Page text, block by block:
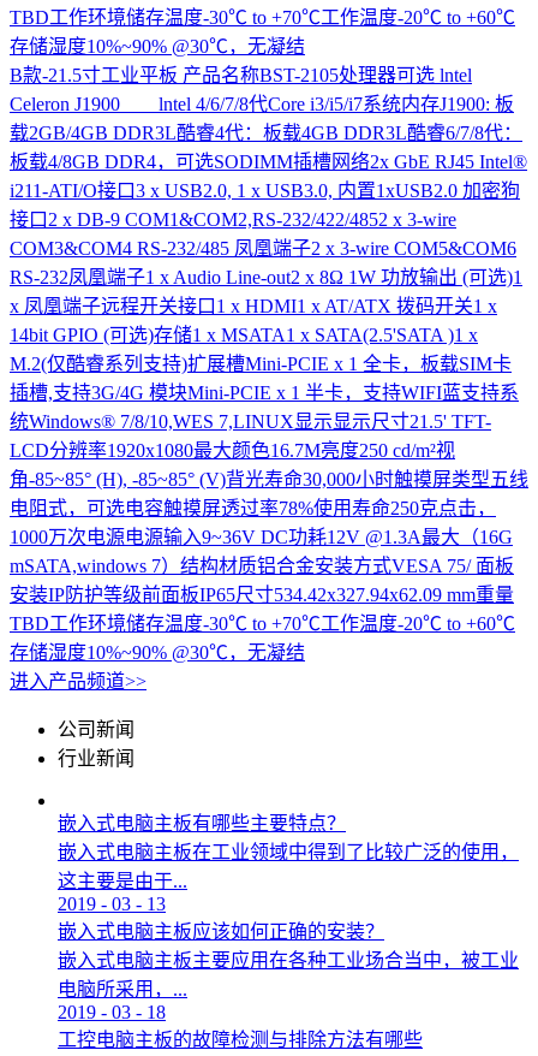
TBD工作环境储存温度-30℃ to +70℃工作温度-20℃ to +60℃
存储湿度10%~90% @30℃，无凝结
B款-21.5寸工业平板 产品名称BST-2105处理器可选 lntel
Celeron J1900 lntel 4/6/7/8代Core i3/i5/i7系统内存J1900: 板
载2GB/4GB DDR3L酷睿4代：板载4GB DDR3L酷睿6/7/8代：
板载4/8GB DDR4，可选SODIMM插槽网络2x GbE RJ45 Intel®
i211-ATI/O接口3 x USB2.0, 1 x USB3.0, 内置1xUSB2.0 加密狗
接口2 x DB-9 COM1&COM2,RS-232/422/4852 x 3-wire
COM3&COM4 RS-232/485 凤凰端子2 x 3-wire COM5&COM6
RS-232凤凰端子1 x Audio Line-out2 x 8Ω 1W 功放输出 (可选)1
x 凤凰端子远程开关接口1 x HDMI1 x AT/ATX 拨码开关1 x
14bit GPIO (可选)存储1 x MSATA1 x SATA(2.5'SATA )1 x
M.2(仅酷睿系列支持)扩展槽Mini-PCIE x 1 全卡，板载SIM卡
插槽,支持3G/4G 模块Mini-PCIE x 1 半卡，支持WIFI蓝支持系
统Windows® 7/8/10,WES 7,LINUX显示显示尺寸21.5' TFT-
LCD分辨率1920x1080最大颜色16.7M亮度250 cd/m²视
角-85~85° (H), -85~85° (V)背光寿命30,000小时触摸屏类型五线
电阻式，可选电容触摸屏透过率78%使用寿命250克点击，
1000万次电源电源输入9~36V DC功耗12V @1.3A最大（16G
mSATA,windows 7）结构材质铝合金安装方式VESA 75/ 面板
安装IP防护等级前面板IP65尺寸534.42x327.94x62.09 mm重量
TBD工作环境储存温度-30℃ to +70℃工作温度-20℃ to +60℃
存储湿度10%~90% @30℃，无凝结
进入产品频道>>
公司新闻
行业新闻
嵌入式电脑主板有哪些主要特点？
嵌入式电脑主板在工业领域中得到了比较广泛的使用，
这主要是由于...
2019 - 03 - 13
嵌入式电脑主板应该如何正确的安装？
嵌入式电脑主板主要应用在各种工业场合当中，被工业
电脑所采用，...
2019 - 03 - 18
工控电脑主板的故障检测与排除方法有哪些